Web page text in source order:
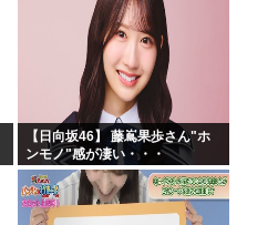
【日向坂46】 藤嶌果歩さん"ホ
ンモノ"感が凄い・・・